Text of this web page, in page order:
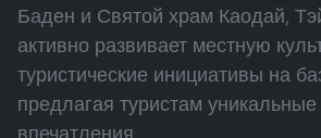
Баден и Святой храм Каодай,
активно развивает местную
туристические инициативы на
предлагая туристам
впечатления.